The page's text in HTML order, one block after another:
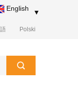
English ▼
Polski